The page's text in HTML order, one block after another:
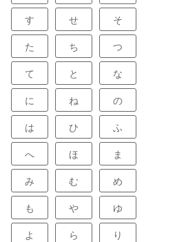
す せ そ
た ち つ
て と な
に ね の
は ひ ふ
へ ほ ま
み む め
も や ゆ
よ ら り